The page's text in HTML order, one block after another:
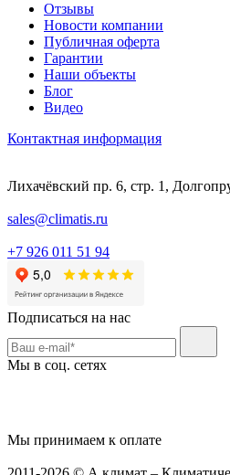
Отзывы
Новости компании
Публичная оферта
Гарантии
Наши объекты
Блог
Видео
Контактная информация
Лихачёвский пр. 6, стр. 1,
sales@climatis.ru
+7 926 011 51 94
Подписаться на нас
Мы в соц. сетях
Мы принимаем к оплате